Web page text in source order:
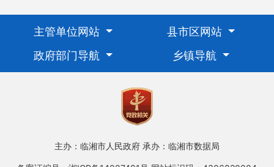
主管单位网站
县市区网站
政府部门导航
乡镇导航
主办：临湘市人民政府 承办：临湘市数据局